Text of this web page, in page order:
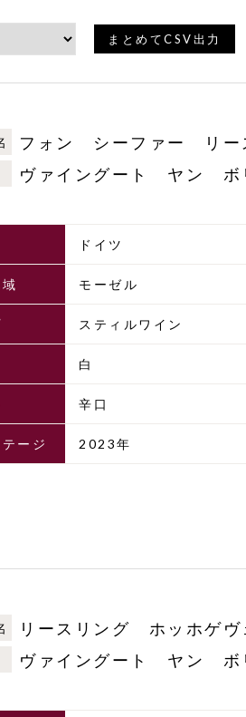
まとめてCSV出力
フォン シーファー リー
ヴァイングート ヤン ボ
ドイツ
モーゼル
スティルワイン
白
辛口
ージ 2023年
リースリング ホッホゲヴ
ヴァイングート ヤン ボ